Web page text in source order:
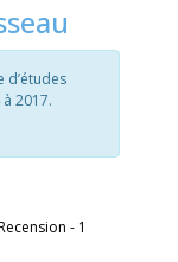
d’études
2017.
- 1